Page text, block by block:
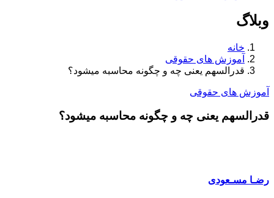
وبلاگ
خانه
آموزش های حقوقی
قدرالسهم یعنی چه و چگونه محاسبه میشود؟
آموزش های حقوقی
قدرالسهم یعنی چه و چگونه محاسبه میشود؟
رضـا مسـعودی